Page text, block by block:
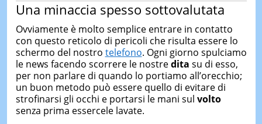
Una minaccia spesso sottovalutata
Ovviamente è molto semplice entrare in contatto
con questo reticolo di pericoli che risulta essere lo
schermo del nostro telefono. Ogni giorno spulciamo
le news facendo scorrere le nostredita su di esso,
per non parlare di quando lo portiamo all’orecchio;
un buon metodo può essere quello di evitare di
strofinarsi gli occhi e portarsi le mani sul volto
senza prima essercele lavate.